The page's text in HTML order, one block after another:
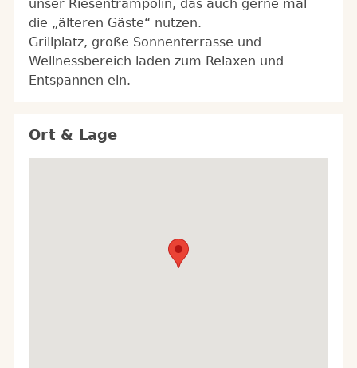
unser Riesentrampolin, das auch gerne mal
die „älteren Gäste“ nutzen.
Grillplatz, große Sonnenterrasse und
Wellnessbereich laden zum Relaxen und
Entspannen ein.
Ort & Lage